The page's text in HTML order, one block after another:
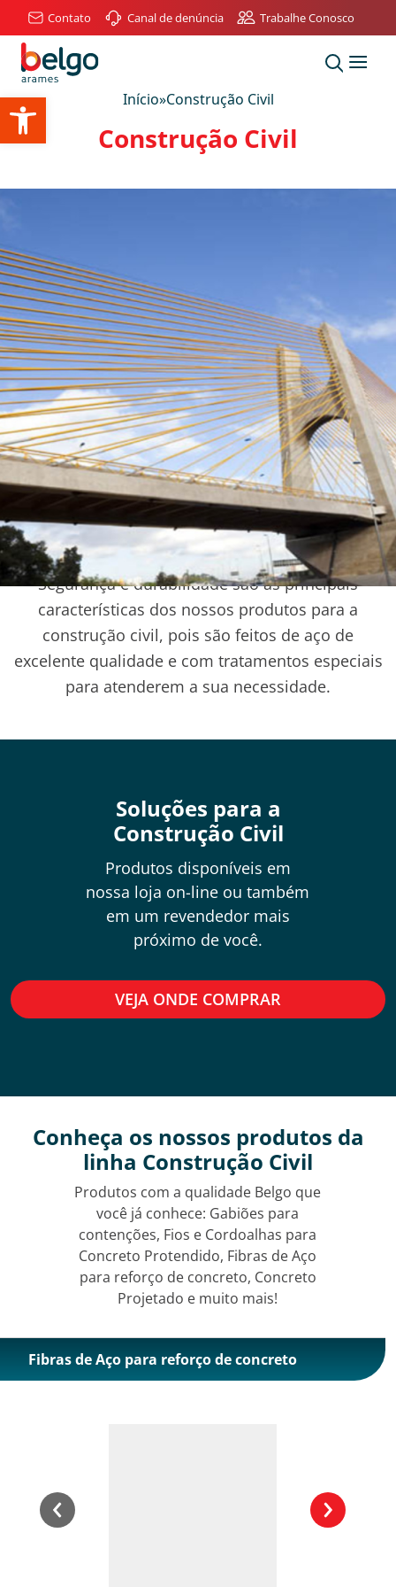
Abrir a barra de ferramentas
Contato Canal de denúncia Trabalhe Conosco
Início»Construção Civil
Construção Civil
Linha Belgo
Construção Civil
Segurança e durabilidade são as principais
características dos nossos produtos para a
construção civil, pois são feitos de aço de
excelente qualidade e com tratamentos especiais
para atenderem a sua necessidade.
Soluções para a
Construção Civil
Produtos disponíveis em
nossa loja on-line ou também
em um revendedor mais
próximo de você.
VEJA ONDE COMPRAR
Conheça os nossos produtos da
linha Construção Civil
Produtos com a qualidade Belgo que
você já conhece: Gabiões para
contenções, Fios e Cordoalhas para
Concreto Protendido, Fibras de Aço
para reforço de concreto, Concreto
Projetado e muito mais!
Fibras de Aço para reforço de concreto